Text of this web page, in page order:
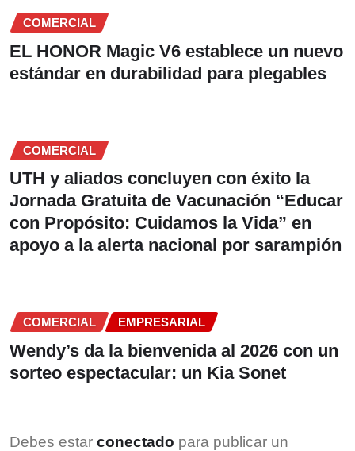
COMERCIAL
EL HONOR Magic V6 establece un nuevo
estándar en durabilidad para plegables
COMERCIAL
UTH y aliados concluyen con éxito la
Jornada Gratuita de Vacunación “Educar
con Propósito: Cuidamos la Vida” en
apoyo a la alerta nacional por sarampión
COMERCIAL EMPRESARIAL
Wendy’s da la bienvenida al 2026 con un
sorteo espectacular: un Kia Sonet
Debes estar conectado para publicar un